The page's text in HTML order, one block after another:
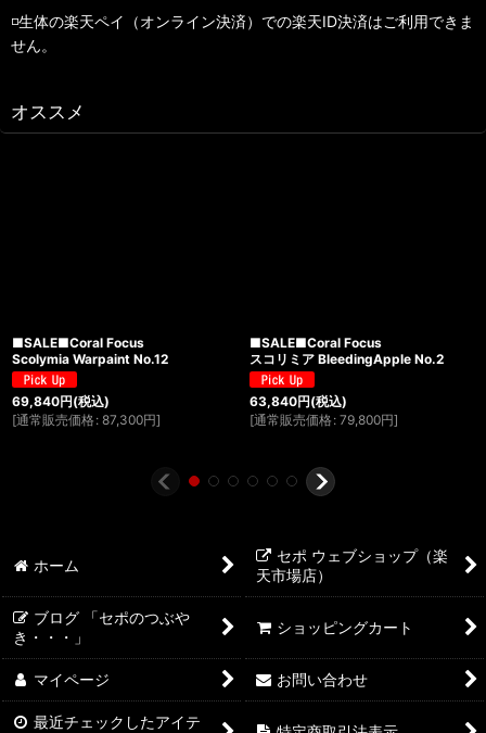
◽️生体の楽天ペイ（オンライン決済）での楽天ID決済はご利用できま
せん。
オススメ
■SALE■Coral Focus
Scolymia Warpaint No.12
69,840円(税込)
[通常販売価格 : 87,300円]
■SALE■Coral Focus
スコリミア BleedingApple No.2
63,840円(税込)
[通常販売価格 : 79,800円]
ホーム
セポ ウェブショップ（楽
天市場店）
ブログ 「セポのつぶや
き・・・」
ショッピングカート
マイページ お問い合わせ
最近チェックしたアイテ